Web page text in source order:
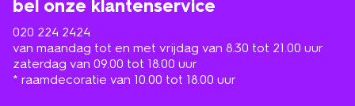
bel onze klantenservice
020 224 2424
van maandag tot en met vrijdag van 8.30 tot 21.00 uur
zaterdag van 09.00 tot 18.00 uur
* raamdecoratie van 10.00 tot 18.00 uur